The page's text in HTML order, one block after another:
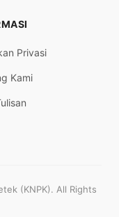
Privasi
Kami
(KNPK). All Rights